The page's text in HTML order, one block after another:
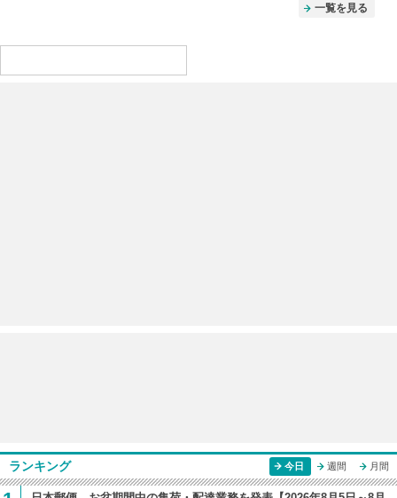
一覧を見る
ランキング 今日 週間 月間